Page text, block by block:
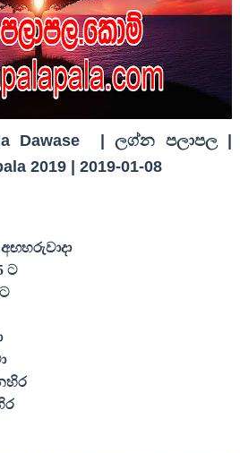
Dawase | ලග්න පලාපල |
2019 | 2019-01-08
ට